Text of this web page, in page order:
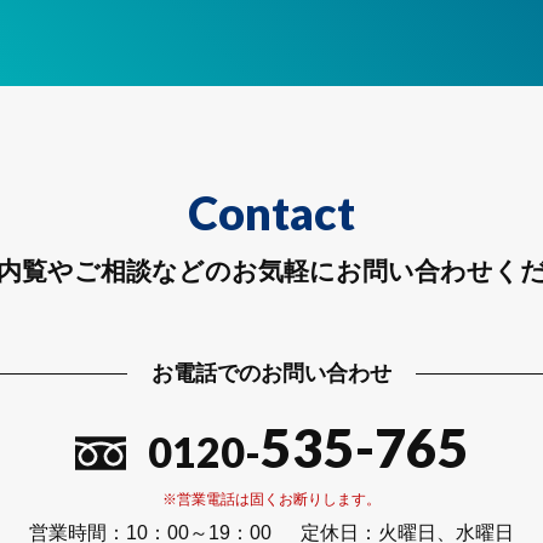
Contact
覧やご相談などのお気軽にお問い合わせく
お電話でのお問い合わせ
0120-535-765
※営業電話は固くお断りします。
営業時間： 10：00～19：00 定休日： 火曜日、水曜日